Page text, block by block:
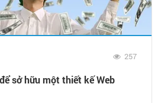
257
sở hữu một thiết kế Web